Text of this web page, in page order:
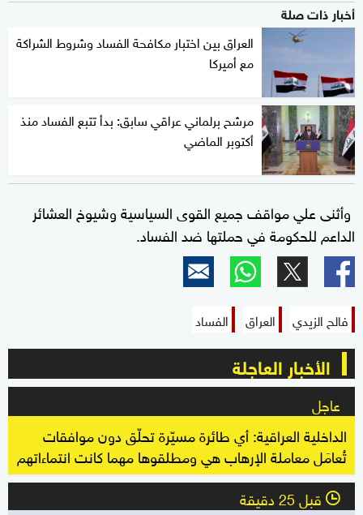
أخبار ذات صلة
العراق بين اختبار مكافحة الفساد وشروط الشراكة
مع أميركا
مرشح برلماني عراقي سابق: بدأ تتبع الفساد منذ
أكتوبر الماضي
وأثنى علي مواقف جميع القوى السياسية وشيوخ العشائر
الداعم للحكومة في حملتها ضد الفساد.
فالح الزيدي العراق الفساد
الأخبار العاجلة
عاجل
الداخلية العراقية: أي طائرة مسيّرة تحلّق دون موافقات
تُعامَل معاملة الإرهاب هي ومطلقوها مهما كانت انتماءاتهم
l قبل 25 دقيقة